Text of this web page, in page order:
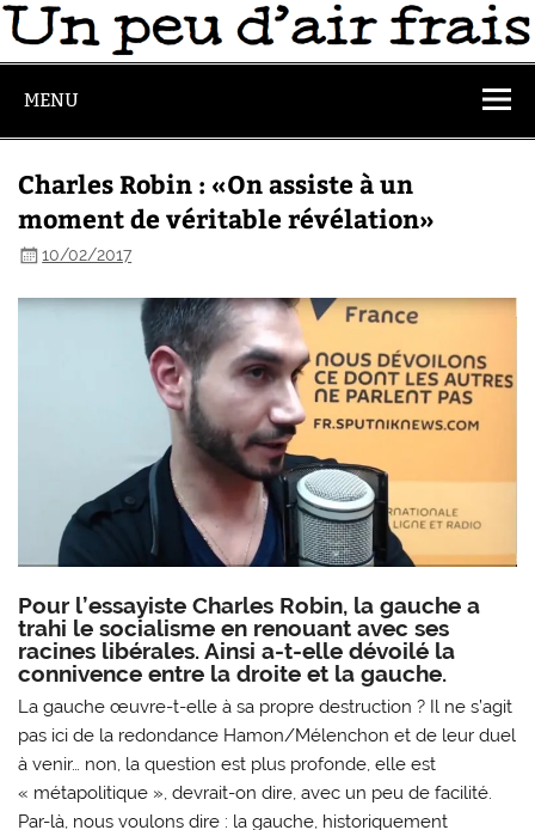
MENU
Charles Robin : «On assiste à un
moment de véritable révélation»
10/02/2017
Pour l’essayiste Charles Robin, la gauche a
trahi le socialisme en renouant avec ses
racines libérales. Ainsi a-t-elle dévoilé la
connivence entre la droite et la gauche.
La gauche œuvre-t-elle à sa propre destruction ? Il ne s’agit
pas ici de la redondance Hamon/Mélenchon et de leur duel
à venir… non, la question est plus profonde, elle est
« métapolitique », devrait-on dire, avec un peu de facilité.
Par-là, nous voulons dire : la gauche, historiquement